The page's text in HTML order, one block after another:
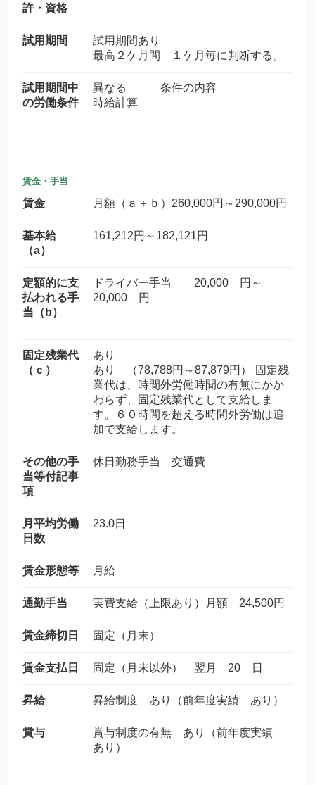
許・資格
試用期間
試用期間あり
最高２ケ月間 １ケ月毎に判断する。
試用期間中
の労働条件
異なる 条件の内容
時給計算
賃金・手当
賃金 月額（ａ＋ｂ）260,000円～290,000円
基本給
（a）
161,212円～182,121円
定額的に支
払われる手
当（b）
ドライバー手当 20,000 円～
20,000 円
固定残業代
（ｃ）
あり
あり （78,788円～87,879円） 固定残
業代は、時間外労働時間の有無にかか
わらず、固定残業代として支給しま
す。６０時間を超える時間外労働は追
加で支給します。
その他の手
当等付記事
項
休日勤務手当 交通費
月平均労働
日数
23.0日
賃金形態等 月給
通勤手当 実費支給（上限あり）月額 24,500円
賃金締切日 固定（月末）
賃金支払日 固定（月末以外） 翌月 20 日
昇給 昇給制度 あり（前年度実績 あり）
賞与
賞与制度の有無 あり（前年度実績
あり）